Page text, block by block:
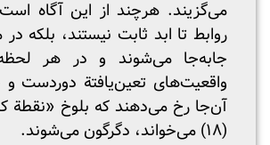
می‌گزیند. هرچند از این آگاه
روابط تا ابد ثابت نیستند، بلکه
جابه‌جا می‌شوند و در هر
واقعیت‌های تعین‌یافتة دوردست
آن‌جا رخ می‌دهند که بلوخ «نقطة
(۱۸) می‌خواند، دگرگون می‌شوند.